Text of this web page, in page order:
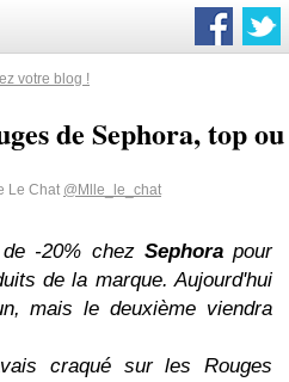
votre blog !
de Sephora, top ou
Le Chat @Mlle_le_chat
-20% chez Sephorapour
de la marque. Aujourd'hui
mais le deuxième viendra
craqué sur les Rouges